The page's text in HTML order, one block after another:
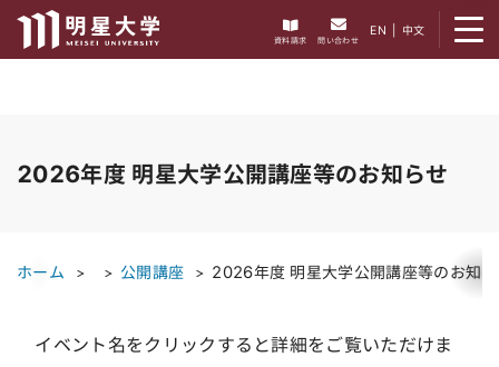
資料請求 問い合わせ
EN 中文
2026年度 明星大学公開講座等のお知らせ
ホーム 公開講座 2026年度 明星大学公開講座等のお知
イベント名をクリックすると詳細をご覧いただけま